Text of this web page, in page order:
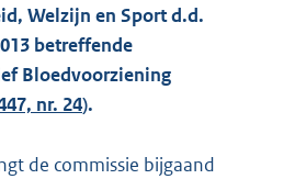
Welzijn en Sport d.d.
betreffende
Bloedvoorziening
nr. 24).
de commissie bijgaand